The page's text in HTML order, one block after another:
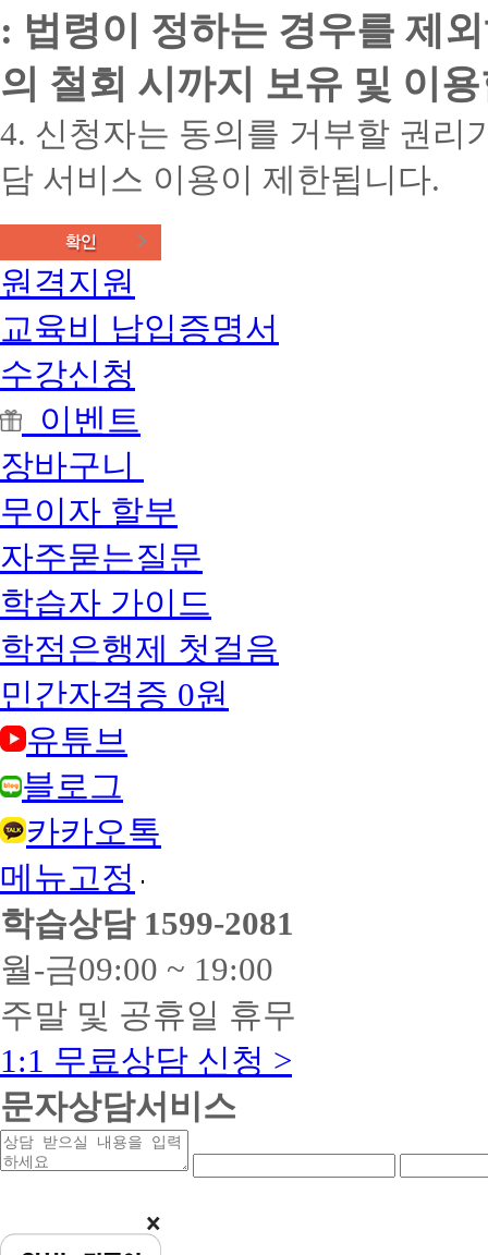
: 법령이 정하는 경우를 제
의 철회 시까지 보유 및 이
4. 신청자는 동의를 거부할 권리
담 서비스 이용이 제한됩니다.
원격지원
교육비 납입증명서
수강신청
이벤트
장바구니
무이자 할부
자주묻는질문
학습자 가이드
학점은행제 첫걸음
민간자격증 0원
유튜브
블로그
카카오톡
메뉴고정
학습상담 1599-2081
월-금09:00 ~ 19:00
주말 및 공휴일 휴무
1:1 무료상담 신청 >
문자상담서비스
상
담
용
락
처
락
처